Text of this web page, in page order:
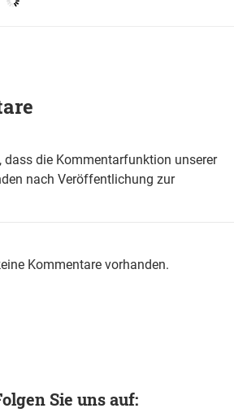
dass die Kommentarfunktion unserer
nach Veröffentlichung zur
Kommentare vorhanden.
Sie uns auf: